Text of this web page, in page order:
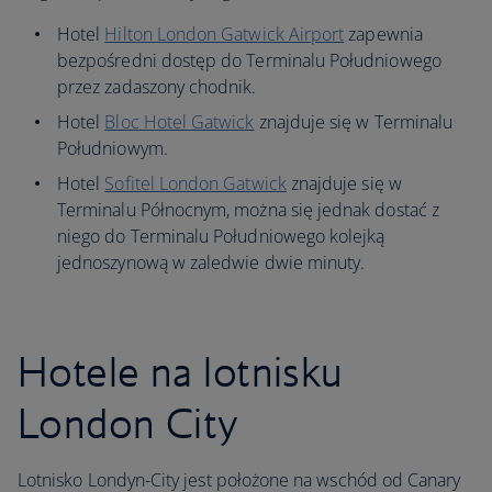
Hotel Hilton London Gatwick Airportzapewnia
bezpośredni dostęp do Terminalu Południowego
przez zadaszony chodnik.
Hotel Bloc Hotel Gatwick znajduje się w Terminalu
Południowym.
Hotel Sofitel London Gatwickznajduje się w
Terminalu Północnym, można się jednak dostać z
niego do Terminalu Południowego kolejką
jednoszynową w zaledwie dwie minuty.
Hotele na lotnisku
London City
Lotnisko Londyn-City jest położone na wschód od Canary